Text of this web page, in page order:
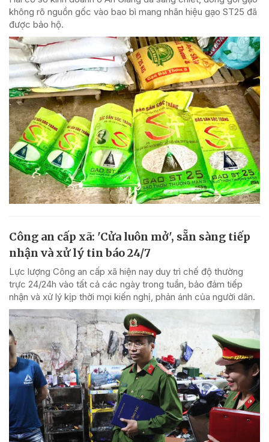
không rõ nguồn gốc vào bao bì mang nhãn hiệu gạo ST25 đã
được bảo hộ.
Công an cấp xã: 'Cửa luôn mở', sẵn sàng tiếp
nhận và xử lý tin báo 24/7
Lực lượng Công an cấp xã hiện nay duy trì chế độ thường
trực 24/24h vào tất cả các ngày trong tuần, bảo đảm tiếp
nhận và xử lý kịp thời mọi kiến nghị, phản ánh của người dân.